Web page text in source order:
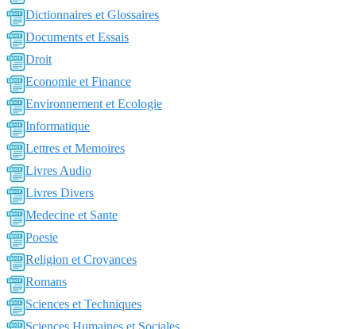
Dictionnaires et Glossaires
Documents et Essais
Droit
Economie et Finance
Environnement et Ecologie
Informatique
Lettres et Memoires
Livres Audio
Livres Divers
Medecine et Sante
Poesie
Religion et Croyances
Romans
Sciences et Techniques
Sciences Humaines et Sociales